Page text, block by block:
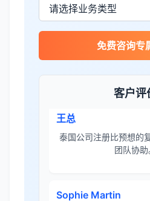
免费咨询专
客户评
泰国公司注册比预想的
Sophie Martin
BOI申请非常顺利，节
本。
李女士